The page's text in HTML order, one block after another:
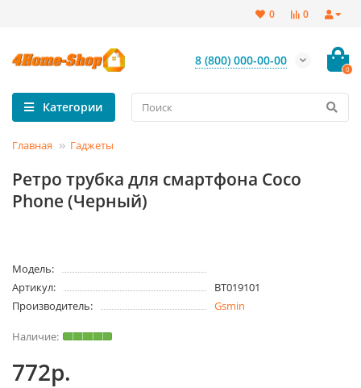
0
0
8 (800) 000-00-00
0
Категории
Главная Гаджеты
Ретро трубка для смартфона Coco
Phone (Черный)
Модель:
Артикул:
BT019101
Производитель:
Gsmin
772р.